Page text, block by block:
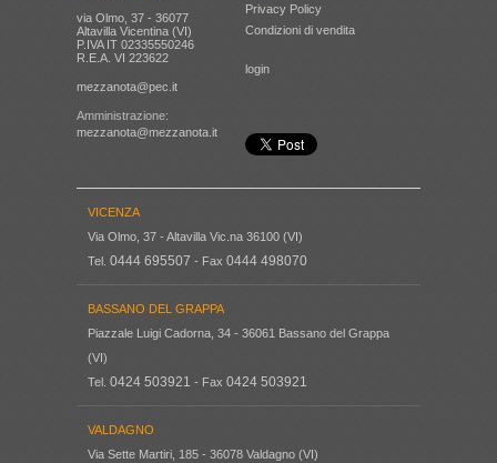
via Olmo, 37 - 36077
Altavilla Vicentina (VI)
P.IVA IT 02335550246
R.E.A. VI 223622
mezzanota@pec.it
Amministrazione:
mezzanota@mezzanota.it
Privacy Policy
Condizioni di vendita
login
VICENZA
Via Olmo, 37 - Altavilla Vic.na 36100 (VI)
Tel. 0444 695507 - Fax 0444 498070
BASSANO DEL GRAPPA
Piazzale Luigi Cadorna, 34 - 36061 Bassano del Grappa
(VI)
Tel. 0424 503921 - Fax 0424 503921
VALDAGNO
Via Sette Martiri, 185 - 36078 Valdagno (VI)